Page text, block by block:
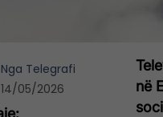
në
Nga Telegrafi
14/05/2026